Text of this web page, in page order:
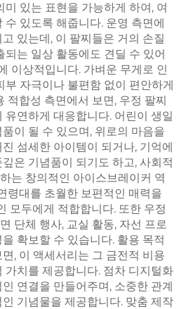
있는 표현을 가능하게 하여, 여
수 있도록 해줍니다. 운영 측면에
있는데, 이 팔찌들은 거의 손질
되는 일상 활동에도 견딜 수 있어
이상적입니다. 가벼운 무게로 인
부 자극이나 불편함 없이 편안하게
적합성 측면에서 보면, 우정 팔찌
유연하게 대응합니다. 어린이 생일
이 될 수 있으며, 위로의 마음을
섬세한 아이템이 되거나, 기억에
은 기념품이 되기도 하고, 사회적
는 창의적인 아이스브레이커 역
령대를 초월한 보편적인 매력을
모두에게 적합합니다. 또한 우정
단체 행사, 교실 활동, 자선 프로
확보할 수 있습니다. 활용 목적
, 이 액세서리는 그 금전적 비용
가치를 제공합니다. 점차 디지털화
연결을 만들어주며, 소중한 관계
기념물을 제공합니다. 맞춤 제작